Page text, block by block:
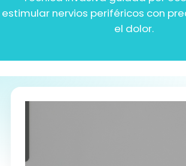
estimular nervios periféricos con
el dolor.